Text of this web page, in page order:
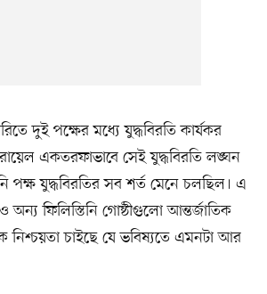
দুই পক্ষের মধ্যে যুদ্ধবিরতি কার্যকর
একতরফাভাবে সেই যুদ্ধবিরতি লঙ্ঘন
পক্ষ যুদ্ধবিরতির সব শর্ত মেনে চলছিল। এ
অন্য ফিলিস্তিনি গোষ্ঠীগুলো আন্তর্জাতিক
নিশ্চয়তা চাইছে যে ভবিষ্যতে এমনটা আর